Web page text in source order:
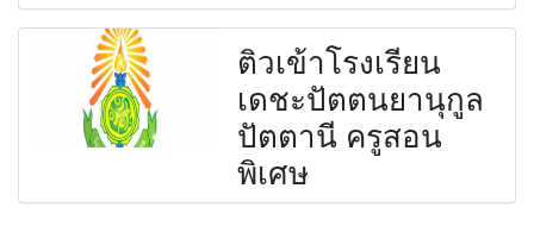
ติวเข้าโรงเรียน
เดชะปัตตนยานุกูล
ปัตตานี ครูสอน
พิเศษ